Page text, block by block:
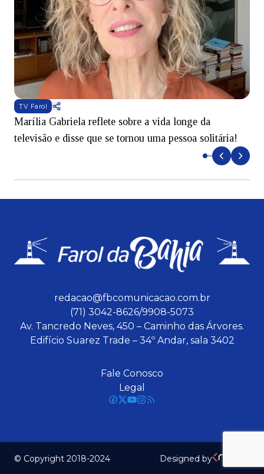
TV Farol
Marília Gabriela reflete sobre a vida longe da
televisão e disse que se tornou uma pessoa solitária!
redacao@fbcomunicacao.com.br
(71) 3042-8626/9908-5073
Av. Tancredo Neves, 450 – Caminho das Árvores.
Edifício Suarez Trade – 34º Andar, sala 3402
Fale Conosco
Legal
© Copyright 2018-2024 Designed by